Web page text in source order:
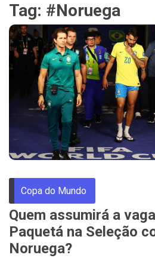
Tag: #Noruega
Copa do Mundo
Quem assumirá a
Paquetá na Seleção
Noruega?